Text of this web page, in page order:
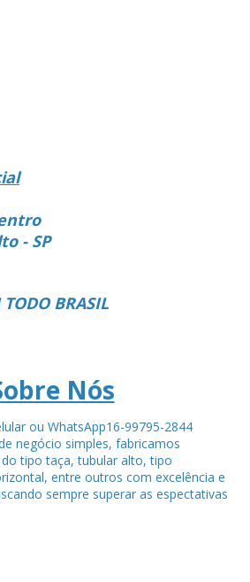
- SP
BRASIL
Nós
ou WhatsApp16-99795-2844
negócio simples, fabricamos
tipo taça, tubular alto, tipo
entre outros com excelência e
sempre superar as espectativas